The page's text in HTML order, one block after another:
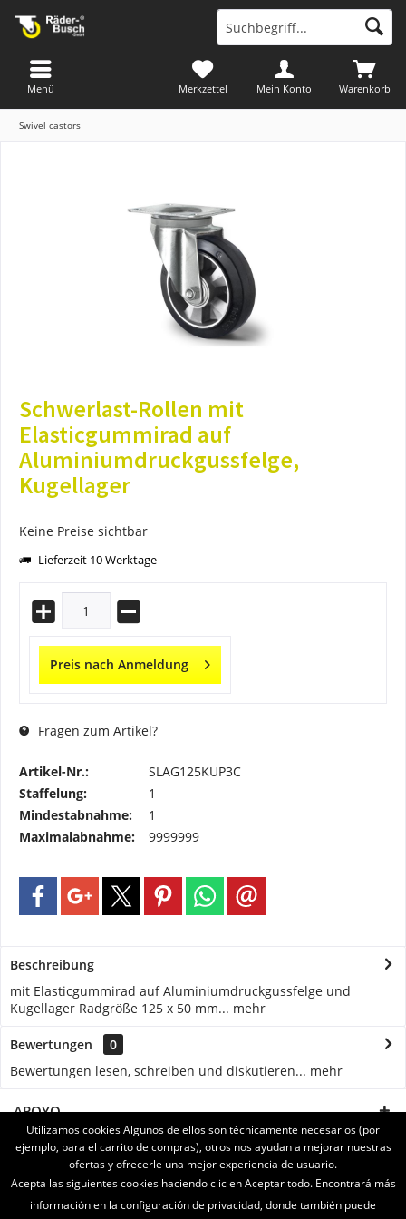
Warenkorb
Merkzettel Mein Konto
Menü
Swivel castors
Schwerlast-Rollen mit
Elasticgummirad auf
Aluminiumdruckgussfelge,
Kugellager
Keine Preise sichtbar
Lieferzeit 10 Werktage
Preis nach Anmeldung
Fragen zum Artikel?
Artikel-Nr.:
SLAG125KUP3C
Staffelung:
1
Mindestabnahme:
1
Maximalabnahme:
9999999
Beschreibung
mit Elasticgummirad auf Aluminiumdruckgussfelge und
Kugellager Radgröße 125 x 50 mm... mehr
Bewertungen
0
Bewertungen lesen, schreiben und diskutieren... mehr
APOYO
SERVICE
INFORMATIONEN
Utilizamos cookies Algunos de ellos son técnicamente necesarios (por
ejemplo, para el carrito de compras), otros nos ayudan a mejorar nuestras
ofertas y ofrecerle una mejor experiencia de usuario.
Acepta las siguientes cookies haciendo clic en Aceptar todo. Encontrará más
información en la configuración de privacidad, donde también puede